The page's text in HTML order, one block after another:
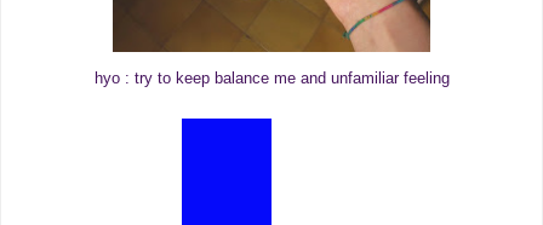
hyo : try to keep balance me and unfamiliar feeling